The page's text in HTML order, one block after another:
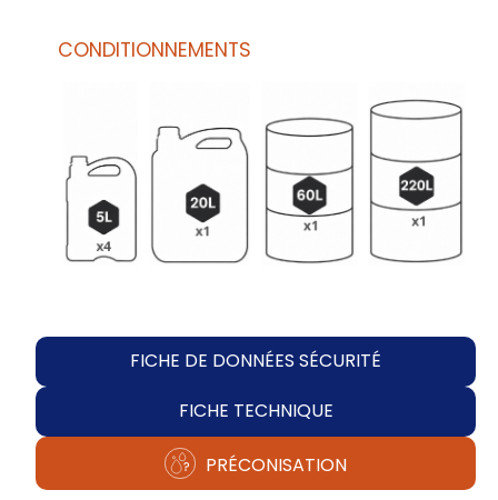
CONDITIONNEMENTS
FICHE DE DONNÉES SÉCURITÉ
FICHE TECHNIQUE
PRÉCONISATION